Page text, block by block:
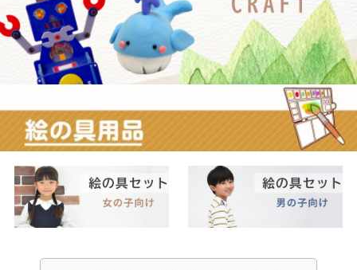
洋服に付いても洗濯で落ちやすい絵の具特集
絵の具バッグ